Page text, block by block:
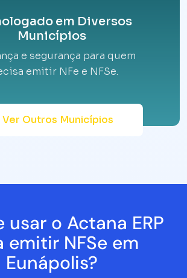
em Diversos
Municípios
e segurança para quem
emitir NFe e NFSe.
Ver Outros Municípios
usar o Actana ERP
emitir NFSe em
Eunápolis?